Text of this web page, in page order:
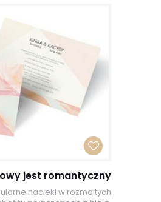
jest romantyczny
nacieki w rozmaitych